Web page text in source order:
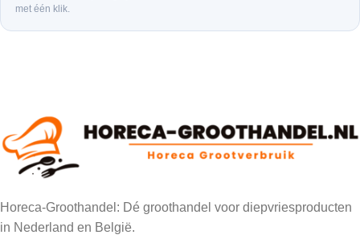
met één klik.
Horeca-Groothandel: Dé groothandel voor diepvriesproducten
in Nederland en België.